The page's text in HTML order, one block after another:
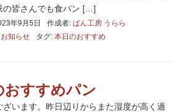
の皆さんでも食パン […]
年9月5日 作成者: ぱん工房 うらら
お知らせ タグ: 本日のおすすめ
おすすめパン
ざいます。昨日辺りからまた湿度が高く過